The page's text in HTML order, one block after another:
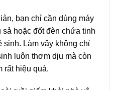
bạn chỉ cần dùng máy
hoặc đốt đèn chứa tinh
sinh. Làm vậy không chỉ
luôn thơm dịu mà còn
rất hiệu quả.